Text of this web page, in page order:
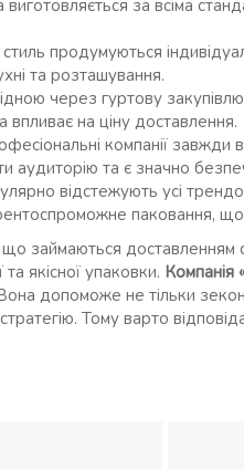
виготовляється за всіма
стиль продумуються
та розташування.
через гуртову
на ціну доставлення.
компанії
аудиторію та є значно
відстежують усі
паковання, що
займаються
якісної упаковки. Компанія
допоможе не тільки
Тому варто